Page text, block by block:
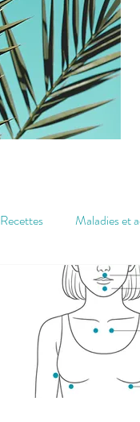
Recettes Maladies et
Système